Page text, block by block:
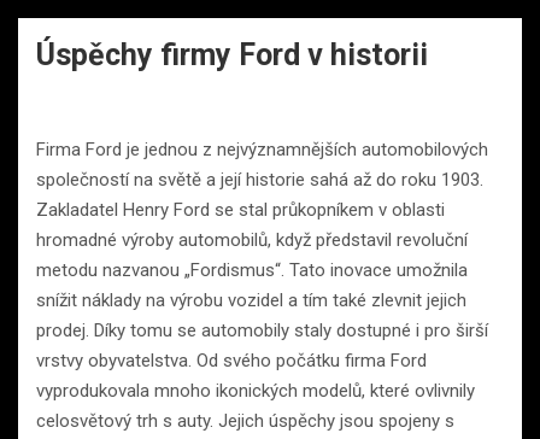
Úspěchy firmy Ford v historii
Firma Ford je jednou z nejvýznamnějších automobilových
společností na světě a její historie sahá až do roku 1903.
Zakladatel Henry Ford se stal průkopníkem v oblasti
hromadné výroby automobilů, když představil revoluční
metodu nazvanou „Fordismus“. Tato inovace umožnila
snížit náklady na výrobu vozidel a tím také zlevnit jejich
prodej. Díky tomu se automobily staly dostupné i pro širší
vrstvy obyvatelstva. Od svého počátku firma Ford
vyprodukovala mnoho ikonických modelů, které ovlivnily
celosvětový trh s auty. Jejich úspěchy jsou spojeny s